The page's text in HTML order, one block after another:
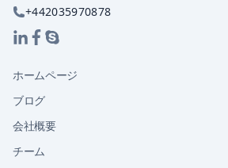
+442035970878
ホームページ
ブログ
会社概要
チーム